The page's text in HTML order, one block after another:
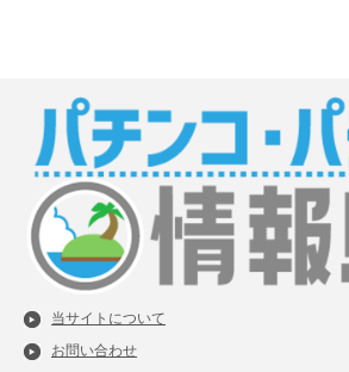
当サイトについて
お問い合わせ